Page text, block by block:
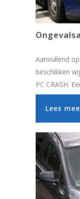
Aanvullend
beschikken
PC CRASH.
de
Lees